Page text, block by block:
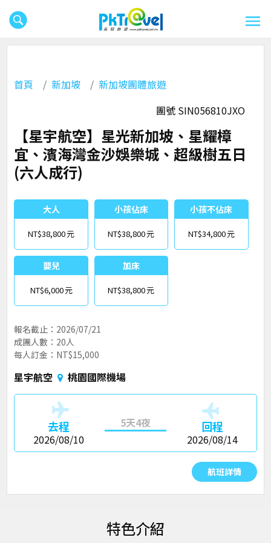
首頁 新加坡
新加坡團體旅遊
團號 SIN056810JXO
【星宇航空】星光新加坡、星耀樟
宜、濱海灣金沙娛樂城、超級樹五日
(六人成行)
大人
NT$38,800
小孩佔床
NT$38,800
小孩不佔床
NT$34,800
嬰兒
NT$6,000
加床
NT$38,800
報名截止：2026/07/21
成團人數：20人
每人訂金：NT$15,000
星宇航空 桃園國際機場
去程
2026/08/10
5天4夜 回程
2026/08/14
航班詳情
特色介紹